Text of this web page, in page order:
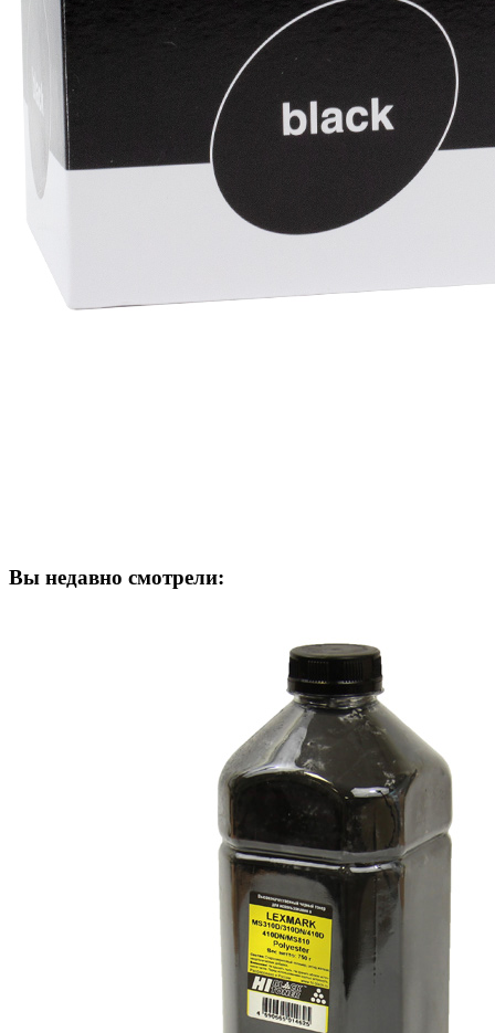
Вы недавно смотрели: